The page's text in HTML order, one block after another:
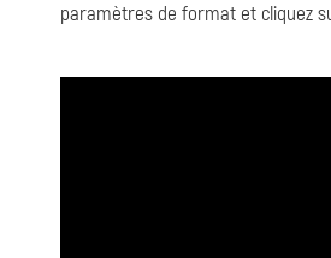
paramètres de format et cliquez